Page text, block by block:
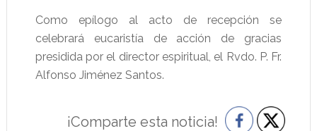
Como epílogo al acto de recepción se
celebrará eucaristía de acción de gracias
presidida por el director espiritual, el Rvdo. P. Fr.
Alfonso Jiménez Santos.
¡Comparte esta noticia!